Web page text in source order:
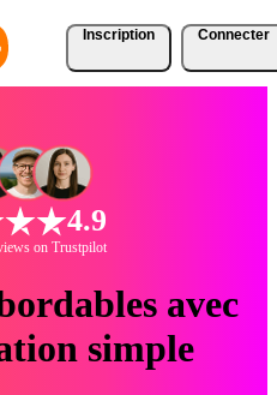
Inscription Connecter
4.9
on Trustpilot
avec
simple